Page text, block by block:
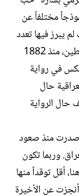
نموذجاً مختلفاً عن
يبرز فيها تعدد
لغوي، إلا ما ندر، علماً أن الواقع في فلسطين، منذ 1882
في رواية
حال
حال الرواية
صدرت منذ صعود
العراق. وربما تكون
أقل توقداً منها
عن الأخيرة